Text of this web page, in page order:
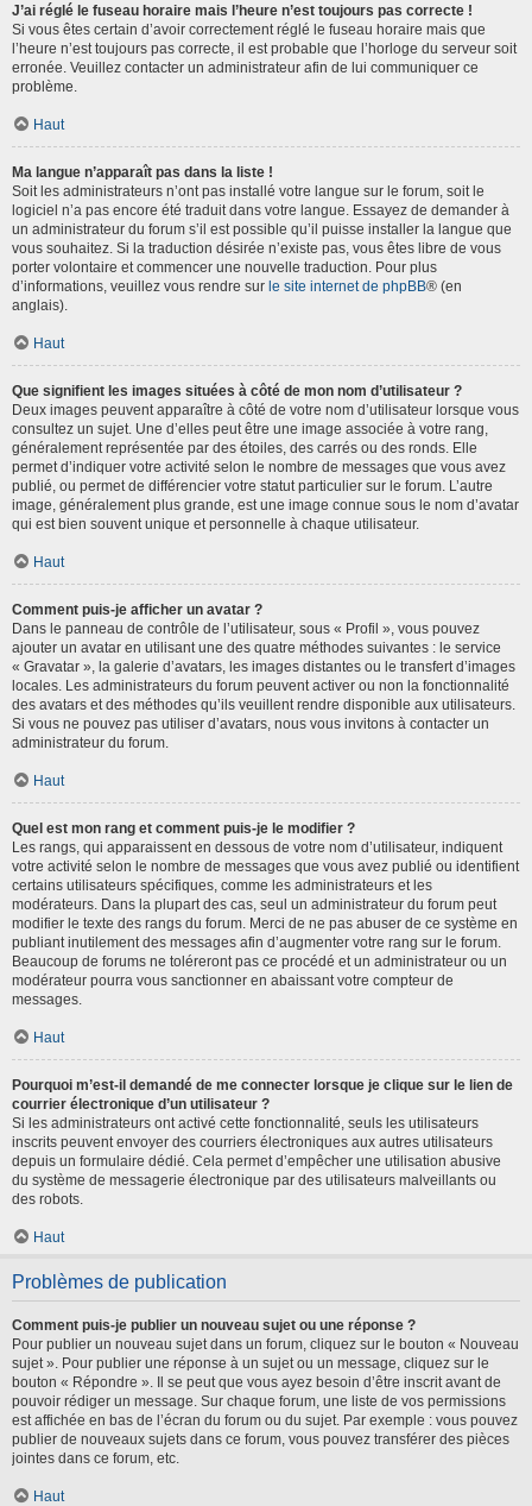
J’ai réglé le fuseau horaire mais l’heure n’est toujours pas correcte !
Si vous êtes certain d’avoir correctement réglé le fuseau horaire mais que
l’heure n’est toujours pas correcte, il est probable que l’horloge du serveur soit
erronée. Veuillez contacter un administrateur afin de lui communiquer ce
problème.
Haut
Ma langue n’apparaît pas dans la liste !
Soit les administrateurs n’ont pas installé votre langue sur le forum, soit le
logiciel n’a pas encore été traduit dans votre langue. Essayez de demander à
un administrateur du forum s’il est possible qu’il puisse installer la langue que
vous souhaitez. Si la traduction désirée n’existe pas, vous êtes libre de vous
porter volontaire et commencer une nouvelle traduction. Pour plus
d’informations, veuillez vous rendre sur le site internet de phpBB® (en
anglais).
Haut
Que signifient les images situées à côté de mon nom d’utilisateur ?
Deux images peuvent apparaître à côté de votre nom d’utilisateur lorsque vous
consultez un sujet. Une d’elles peut être une image associée à votre rang,
généralement représentée par des étoiles, des carrés ou des ronds. Elle
permet d’indiquer votre activité selon le nombre de messages que vous avez
publié, ou permet de différencier votre statut particulier sur le forum. L’autre
image, généralement plus grande, est une image connue sous le nom d’avatar
qui est bien souvent unique et personnelle à chaque utilisateur.
Haut
Comment puis-je afficher un avatar ?
Dans le panneau de contrôle de l’utilisateur, sous « Profil », vous pouvez
ajouter un avatar en utilisant une des quatre méthodes suivantes : le service
« Gravatar », la galerie d’avatars, les images distantes ou le transfert d’images
locales. Les administrateurs du forum peuvent activer ou non la fonctionnalité
des avatars et des méthodes qu’ils veuillent rendre disponible aux utilisateurs.
Si vous ne pouvez pas utiliser d’avatars, nous vous invitons à contacter un
administrateur du forum.
Haut
Quel est mon rang et comment puis-je le modifier ?
Les rangs, qui apparaissent en dessous de votre nom d’utilisateur, indiquent
votre activité selon le nombre de messages que vous avez publié ou identifient
certains utilisateurs spécifiques, comme les administrateurs et les
modérateurs. Dans la plupart des cas, seul un administrateur du forum peut
modifier le texte des rangs du forum. Merci de ne pas abuser de ce système en
publiant inutilement des messages afin d’augmenter votre rang sur le forum.
Beaucoup de forums ne toléreront pas ce procédé et un administrateur ou un
modérateur pourra vous sanctionner en abaissant votre compteur de
messages.
Haut
Pourquoi m’est-il demandé de me connecter lorsque je clique sur le lien de
courrier électronique d’un utilisateur ?
Si les administrateurs ont activé cette fonctionnalité, seuls les utilisateurs
inscrits peuvent envoyer des courriers électroniques aux autres utilisateurs
depuis un formulaire dédié. Cela permet d’empêcher une utilisation abusive
du système de messagerie électronique par des utilisateurs malveillants ou
des robots.
Haut
Problèmes de publication
Comment puis-je publier un nouveau sujet ou une réponse ?
Pour publier un nouveau sujet dans un forum, cliquez sur le bouton « Nouveau
sujet ». Pour publier une réponse à un sujet ou un message, cliquez sur le
bouton « Répondre ». Il se peut que vous ayez besoin d’être inscrit avant de
pouvoir rédiger un message. Sur chaque forum, une liste de vos permissions
est affichée en bas de l’écran du forum ou du sujet. Par exemple : vous pouvez
publier de nouveaux sujets dans ce forum, vous pouvez transférer des pièces
jointes dans ce forum, etc.
Haut